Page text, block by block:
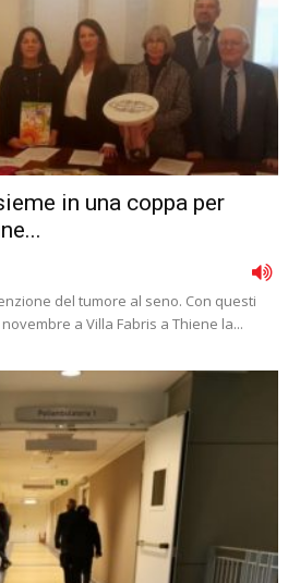
in una coppa per
del tumore al seno. Con questi
a Villa Fabris a Thiene la...